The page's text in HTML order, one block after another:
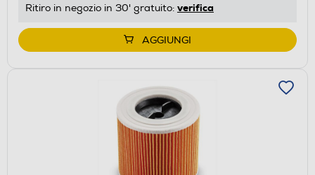
Ritiro in negozio in 30' gratuito: verifica
AGGIUNGI